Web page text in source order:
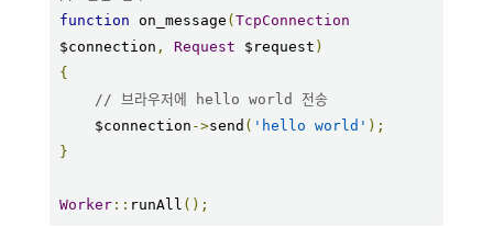
function on_message ( TcpConnection
$connection , Request $request )
{
// 브라우저에 hello world 전송
    $connection
->send ( 'hello world' );
}
Worker:: runAll ();